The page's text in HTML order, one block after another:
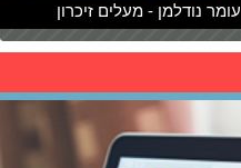
עומר נודלמן - מעלים זיכרון